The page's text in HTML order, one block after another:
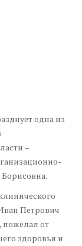
одна из
–
Петрович
пожелал от
здоровья и